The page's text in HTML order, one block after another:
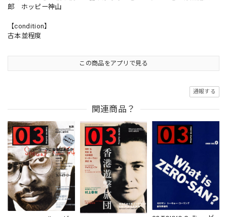
郎 ホッピー神山
【condition】
古本並程度
この商品をアプリで見る
通報する
関連商品？